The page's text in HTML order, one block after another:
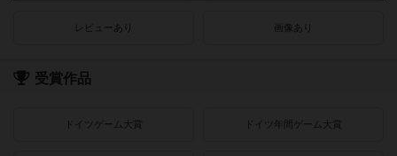
レビューあり 画像あり
受賞作品
ドイツゲーム大賞 ドイツ年間ゲーム大賞